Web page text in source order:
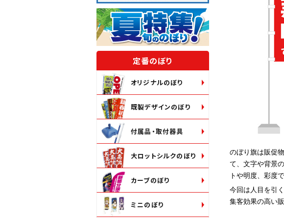
のぼり旗は販促
て、文字や背景
トや明度、彩度で
今回は人目を引
集客効果の高い
定番のぼり
オリジナルのぼり
既製デザインのぼり
付属品・取付器具
大ロットシルクのぼり
カーブのぼり
ミニのぼり